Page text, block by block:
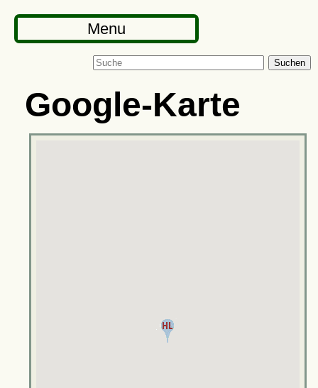
Menu
Suchen
Google-Karte